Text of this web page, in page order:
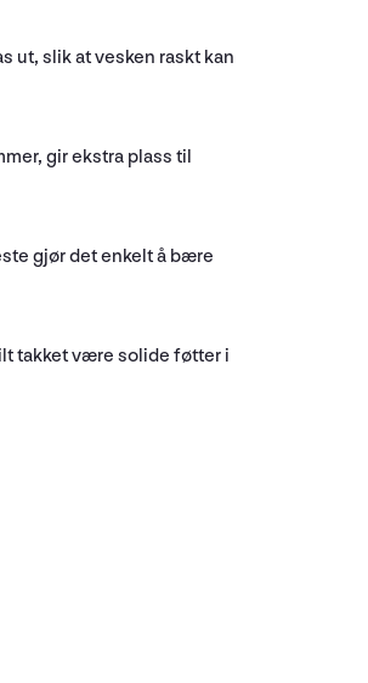
ut, slik at vesken raskt kan
gir ekstra plass til
gjør det enkelt å bære
takket være solide føtter i